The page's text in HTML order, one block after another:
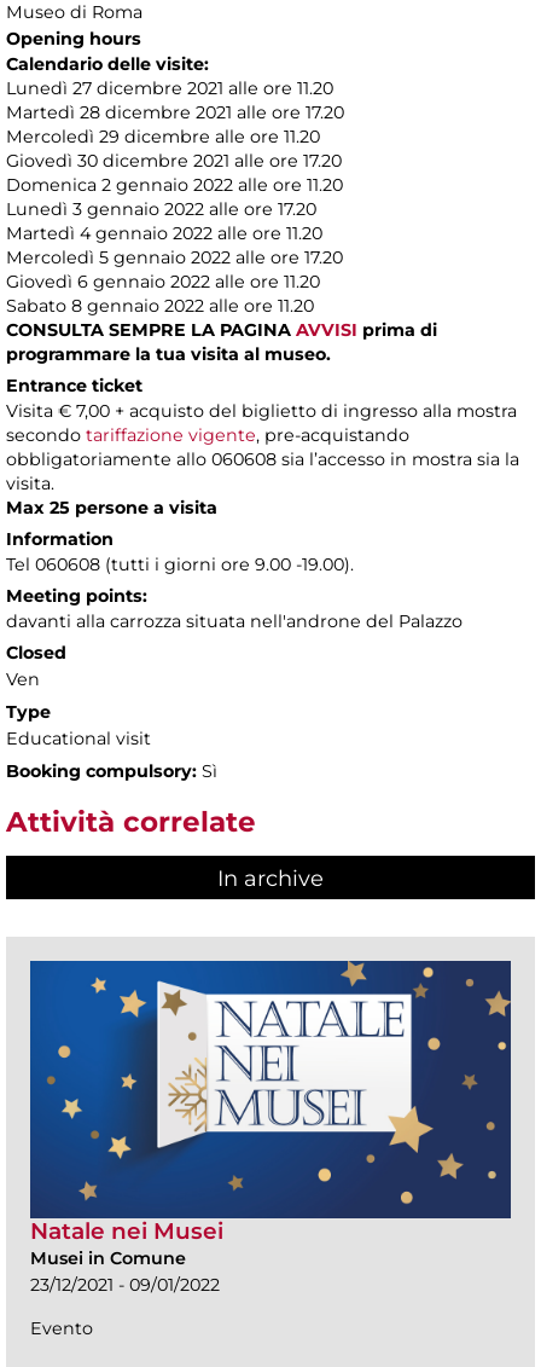
Museo di Roma
Opening hours
Calendario delle visite:
Lunedì 27 dicembre 2021 alle ore 11.20
Martedì 28 dicembre 2021 alle ore 17.20
Mercoledì 29 dicembre alle ore 11.20
Giovedì 30 dicembre 2021 alle ore 17.20
Domenica 2 gennaio 2022 alle ore 11.20
Lunedì 3 gennaio 2022 alle ore 17.20
Martedì 4 gennaio 2022 alle ore 11.20
Mercoledì 5 gennaio 2022 alle ore 17.20
Giovedì 6 gennaio 2022 alle ore 11.20
Sabato 8 gennaio 2022 alle ore 11.20
CONSULTA SEMPRE LA PAGINA AVVISI prima di
programmare la tua visita al museo.
Entrance ticket
Visita € 7,00 + acquisto del biglietto di ingresso alla mostra
secondo tariffazione vigente, pre-acquistando
obbligatoriamente allo 060608 sia l’accesso in mostra sia la
visita.
Max 25 persone a visita
Information
Tel 060608 (tutti i giorni ore 9.00 -19.00).
Meeting points:
davanti alla carrozza situata nell'androne del Palazzo
Closed
Ven
Type
Educational visit
Booking compulsory: Sì
Attività correlate
In archive
Natale nei Musei
Musei in Comune
23/12/2021 - 09/01/2022
Evento